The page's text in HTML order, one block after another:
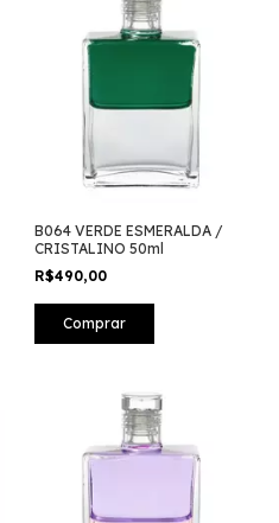
B064 VERDE ESMERALDA /
CRISTALINO 50ml
R$490,00